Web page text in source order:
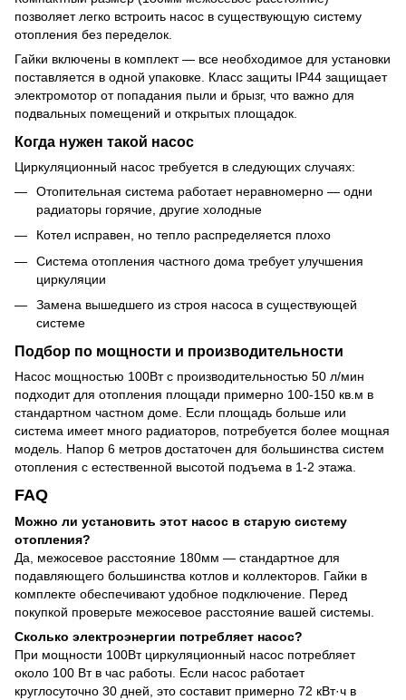
позволяет легко встроить насос в существующую систему
отопления без переделок.
Гайки включены в комплект — все необходимое для установки
поставляется в одной упаковке. Класс защиты IP44 защищает
электромотор от попадания пыли и брызг, что важно для
подвальных помещений и открытых площадок.
Когда нужен такой насос
Циркуляционный насос требуется в следующих случаях:
Отопительная система работает неравномерно — одни
радиаторы горячие, другие холодные
Котел исправен, но тепло распределяется плохо
Система отопления частного дома требует улучшения
циркуляции
Замена вышедшего из строя насоса в существующей
системе
Подбор по мощности и производительности
Насос мощностью 100Вт с производительностью 50 л/мин
подходит для отопления площади примерно 100-150 кв.м в
стандартном частном доме. Если площадь больше или
система имеет много радиаторов, потребуется более мощная
модель. Напор 6 метров достаточен для большинства систем
отопления с естественной высотой подъема в 1-2 этажа.
FAQ
Можно ли установить этот насос в старую систему
отопления?
Да, межосевое расстояние 180мм — стандартное для
подавляющего большинства котлов и коллекторов. Гайки в
комплекте обеспечивают удобное подключение. Перед
покупкой проверьте межосевое расстояние вашей системы.
Сколько электроэнергии потребляет насос?
При мощности 100Вт циркуляционный насос потребляет
около 100 Вт в час работы. Если насос работает
круглосуточно 30 дней, это составит примерно 72 кВт·ч в